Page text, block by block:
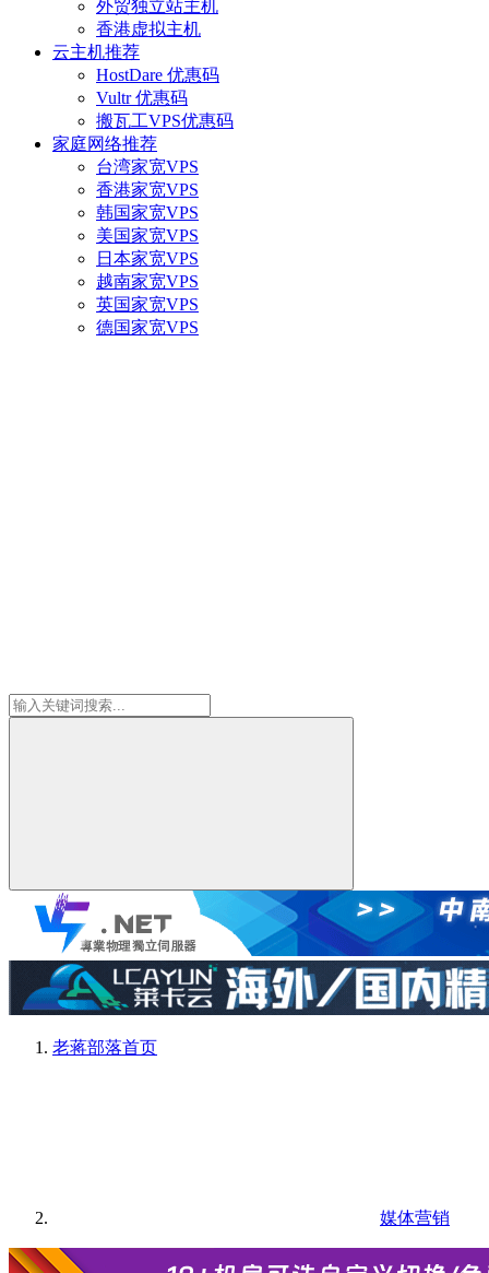
外贸独立站主机
香港虚拟主机
云主机推荐
HostDare 优惠码
Vultr 优惠码
搬瓦工VPS优惠码
家庭网络推荐
台湾家宽VPS
香港家宽VPS
韩国家宽VPS
美国家宽VPS
日本家宽VPS
越南家宽VPS
英国家宽VPS
德国家宽VPS
老蒋部落首页
媒体营销